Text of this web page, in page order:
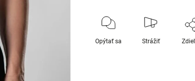
Opýtať sa Strážiť